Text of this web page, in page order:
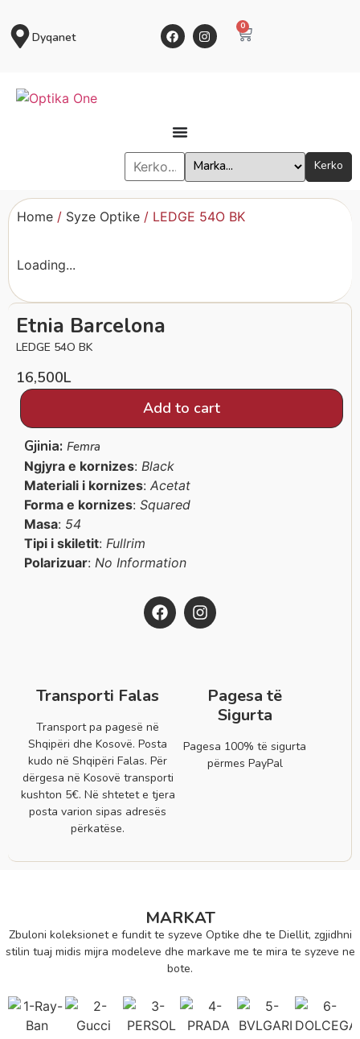
Dyqanet
0
Kerko
Home / Syze Optike / LEDGE 54O BK
Loading...
Etnia Barcelona
LEDGE 54O BK
16,500L
Add to cart
Gjinia: Femra
Ngjyra e kornizes: Black
Materiali i kornizes: Acetat
Forma e kornizes: Squared
Masa: 54
Tipi i skiletit: Fullrim
Polarizuar: No Information
Transporti Falas
Transport pa pagesë në
Shqipëri dhe Kosovë. Posta
kudo në Shqipëri Falas. Për
dërgesa në Kosovë transporti
kushton 5€. Në shtetet e tjera
posta varion sipas adresës
përkatëse.
Pagesa të
Sigurta
Pagesa 100% të sigurta
përmes PayPal
MARKAT
Zbuloni koleksionet e fundit te syzeve Optike dhe te Diellit, zgjidhni
stilin tuaj midis mijra modeleve dhe markave me te mira te syzeve ne
bote.